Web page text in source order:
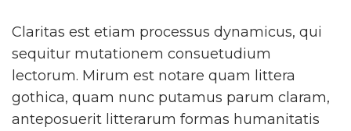
Claritas est etiam processus dynamicus, qui
sequitur mutationem consuetudium
lectorum. Mirum est notare quam littera
gothica, quam nunc putamus parum claram,
anteposuerit litterarum formas humanitatis